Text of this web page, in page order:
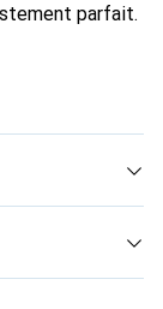
parfait.
exigeant.